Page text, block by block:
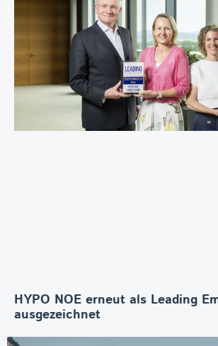
HYPO NOE erneut als Leading
ausgezeichnet